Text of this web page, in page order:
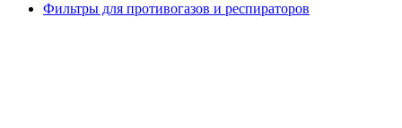
Фильтры для противогазов и респираторов